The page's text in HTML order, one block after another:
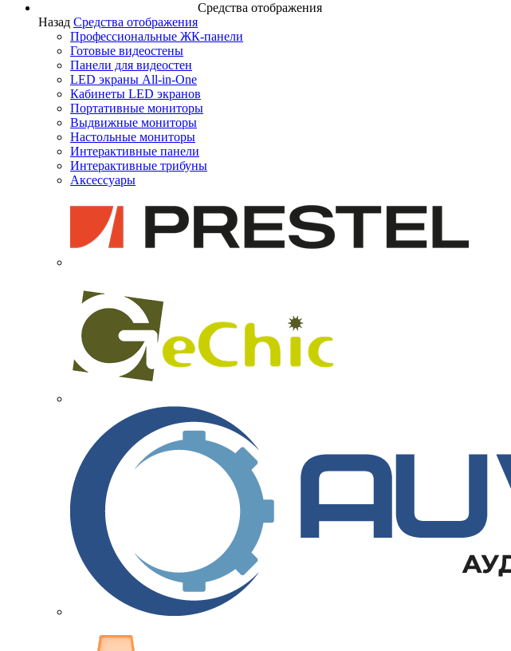
Средства отображения
Назад Средства отображения
Профессиональные ЖК-панели
Готовые видеостены
Панели для видеостен
LED экраны All-in-One
Кабинеты LED экранов
Портативные мониторы
Выдвижные мониторы
Настольные мониторы
Интерактивные панели
Интерактивные трибуны
Аксессуары